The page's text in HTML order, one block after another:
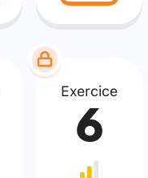
Exercice
6